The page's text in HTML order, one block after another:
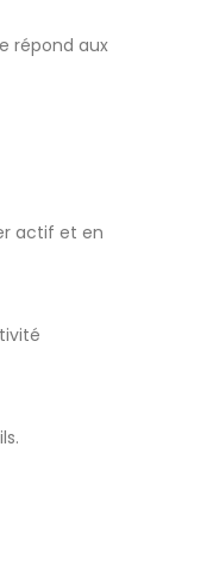
répond aux
actif et en